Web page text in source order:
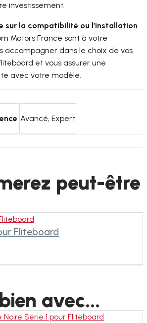
investissement.
sur la compatibilité ou l’installation
Motors France sont à votre
accompagner dans le choix de vos
et vous assurer une
avec votre modèle.
Avancé, Expert
peut-être
Fliteboard
avec...
Série 1 pour Fliteboard